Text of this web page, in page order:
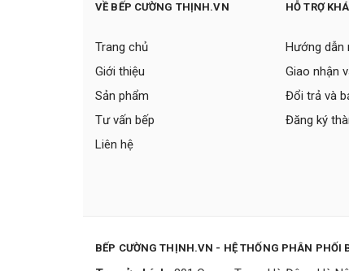
VỀ BẾP CƯỜNG THỊNH.VN
Trang chủ
Giới thiệu
Sản phẩm
Tư vấn bếp
Liên hệ
HỖ TRỢ
Hướng dẫn
Giao nhận
Đổi trả và
Đăng ký
BẾP CƯỜNG THỊNH.VN - HỆ THỐNG PHÂN PHỐI